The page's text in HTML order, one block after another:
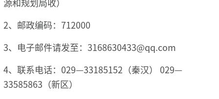
2、邮政编码：712000
3、电子邮件请发至：3168630433@qq.com
4、联系电话：029—33185152（秦汉） 029—
33585863（新区）